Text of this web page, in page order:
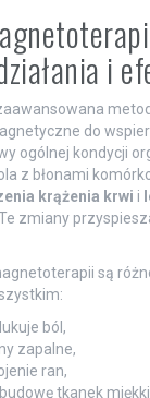
i
do
ogólnej kondycji
z błonami
krążenia krwi i
zmiany
są
ból,
zapalne,
ran,
tkanek